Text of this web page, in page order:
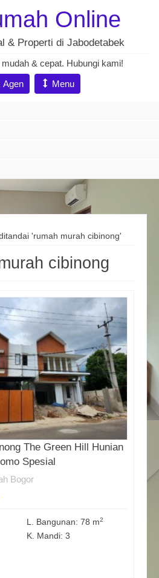
Online
& Properti di Jabodetabek
& cepat. Hubungi kami!
Agen
Menu
'rumah murah cibinong'
cibinong
The Green Hill Hunian
Spesial
Bogor
L. Bangunan: 78 m2
K. Mandi: 3